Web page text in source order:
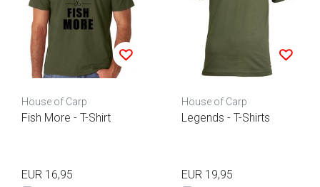
House of Carp
Fish More - T-Shirt
EUR 16,95
House of Carp
Legends - T-Shirts
EUR 19,95